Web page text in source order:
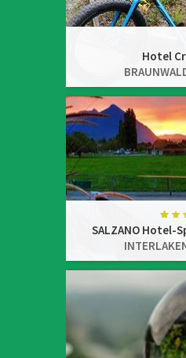
Hotel
SALZANO Hotel-